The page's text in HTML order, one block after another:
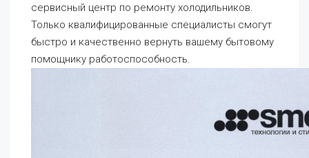
сервисный центр по ремонту холодильников.
Только квалифицированные специалисты смогут
быстро и качественно вернуть вашему бытовому
помощнику работоспособность.